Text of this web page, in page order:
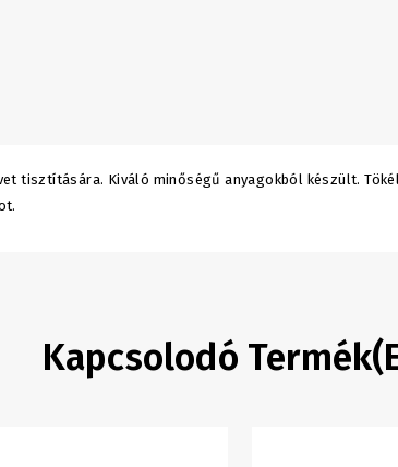
tisztítására. Kiváló minőségű anyagokból készült.
Kapcsolodó